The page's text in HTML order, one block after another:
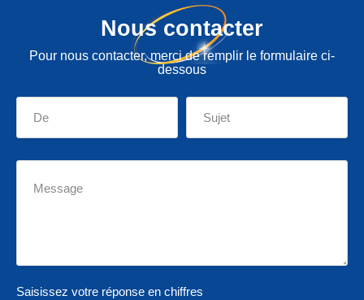
Nous contacter
Pour nous contacter, merci de remplir le formulaire ci-
dessous
Saisissez votre réponse en chiffres